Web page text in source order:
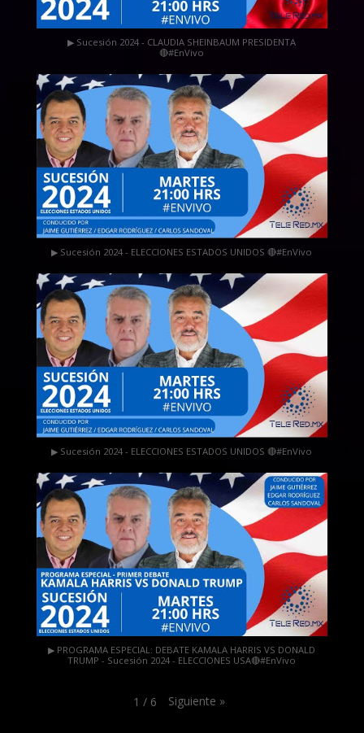
▶ Sucesión 2024 - CLAUDIA SHEINBAUM PRESIDENTA
🔴#EnVivo
▶ Sucesión 2024 - ELECCIONES ESTADOS UNIDOS 🔴#EnVivo
▶ Sucesión 2024 - ELECCIONES ESTADOS UNIDOS 🔴#EnVivo
▶ PROGRAMA ESPECIAL: DEBATE KAMALA HARRIS VS DONALD
TRUMP - Sucesión 2024 - ELECCIONES USA🔴#EnVivo
1 / 6 Siguiente »